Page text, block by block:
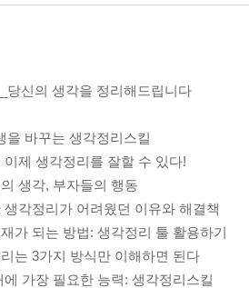
당신의 생각을 정리해드립니다
을 바꾸는 생각정리스킬
이제 생각정리를 잘할 수 있다!
생각, 부자들의 행동
생각정리가 어려웠던 이유와 해결책
가 되는 방법: 생각정리 툴 활용하기
는 3가지 방식만 이해하면 된다
에 가장 필요한 능력: 생각정리스킬